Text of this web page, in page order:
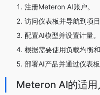
注册Meteron AI账户。
访问仪表板并导航到项目
配置AI模型并设置计量。
根据需要使用负载均衡和
部署AI产品并通过仪表板
Meteron AI的适用